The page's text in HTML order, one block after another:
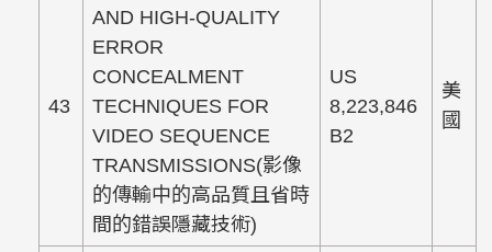
43
AND HIGH-QUALITY
ERROR
CONCEALMENT
TECHNIQUES FOR
VIDEO SEQUENCE
TRANSMISSIONS(影像
的傳輸中的高品質且省時
間的錯誤隱藏技術)
US
8,223,846
B2
美
國